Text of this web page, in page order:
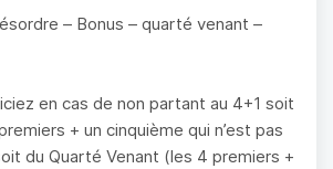
– Bonus – quarté venant –
en cas de non partant au 4+1 soit
+ un cinquième qui n’est pas
du Quarté Venant (les 4 premiers +